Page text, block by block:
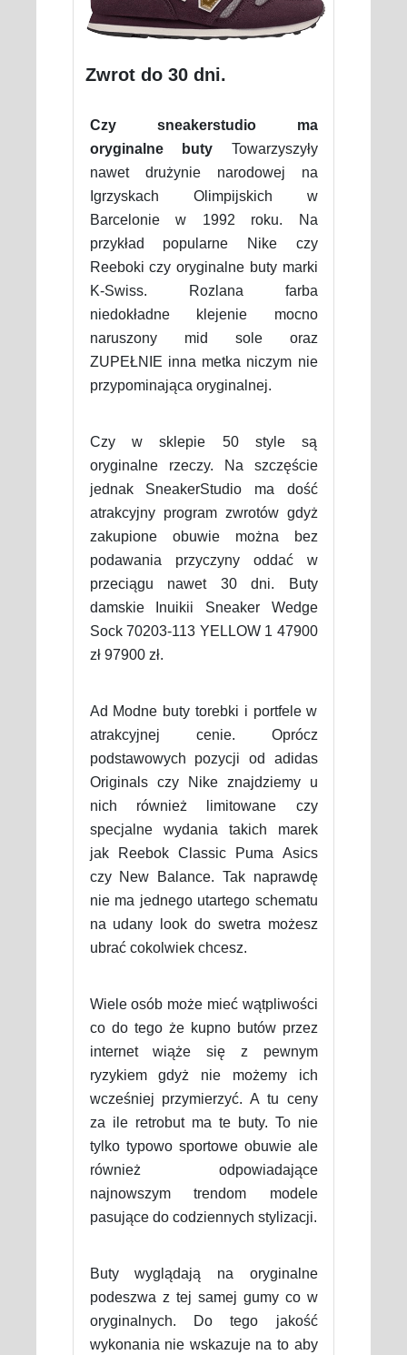
Zwrot do 30 dni.
Czy sneakerstudio ma
oryginalne buty Towarzyszyły
nawet drużynie narodowej na
Igrzyskach Olimpijskich w
Barcelonie w 1992 roku. Na
przykład popularne Nike czy
Reeboki czy oryginalne buty marki
K-Swiss. Rozlana farba
niedokładne klejenie mocno
naruszony mid sole oraz
ZUPEŁNIE inna metka niczym nie
przypominająca oryginalnej.
Czy w sklepie 50 style są
oryginalne rzeczy. Na szczęście
jednak SneakerStudio ma dość
atrakcyjny program zwrotów gdyż
zakupione obuwie można bez
podawania przyczyny oddać w
przeciągu nawet 30 dni. Buty
damskie Inuikii Sneaker Wedge
Sock 70203-113 YELLOW 1 47900
zł 97900 zł.
Ad Modne buty torebki i portfele w
atrakcyjnej cenie. Oprócz
podstawowych pozycji od adidas
Originals czy Nike znajdziemy u
nich również limitowane czy
specjalne wydania takich marek
jak Reebok Classic Puma Asics
czy New Balance. Tak naprawdę
nie ma jednego utartego schematu
na udany look do swetra możesz
ubrać cokolwiek chcesz.
Wiele osób może mieć wątpliwości
co do tego że kupno butów przez
internet wiąże się z pewnym
ryzykiem gdyż nie możemy ich
wcześniej przymierzyć. A tu ceny
za ile retrobut ma te buty. To nie
tylko typowo sportowe obuwie ale
również odpowiadające
najnowszym trendom modele
pasujące do codziennych stylizacji.
Buty wyglądają na oryginalne
podeszwa z tej samej gumy co w
oryginalnych. Do tego jakość
wykonania nie wskazuje na to aby